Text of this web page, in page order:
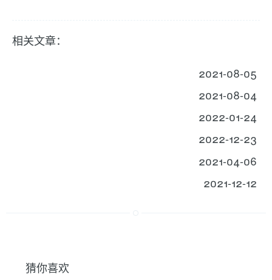
相关文章：
2021-08-05
2021-08-04
2022-01-24
2022-12-23
2021-04-06
2021-12-12
猜你喜欢